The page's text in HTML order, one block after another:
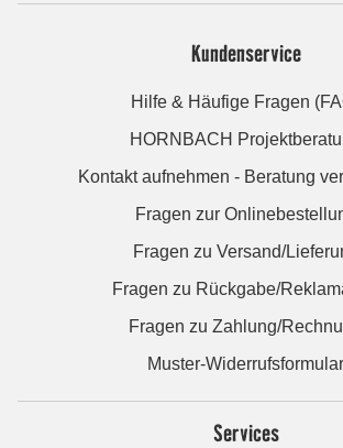
Kundenservice
Hilfe & Häufige Fragen
HORNBACH
Kontakt aufnehmen - Beratung
Fragen zur
Fragen zu Versand/
Fragen zu Rückgabe/
Fragen zu Zahlung/
Muster-Widerrufsformular
Services